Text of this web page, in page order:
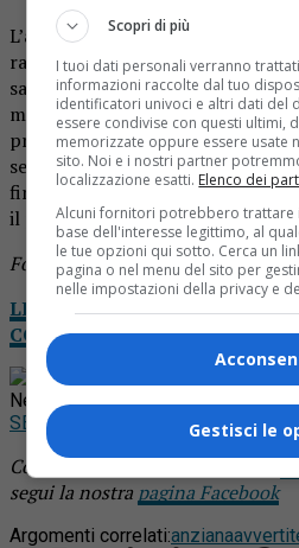
L’anziana è morta nella serata
raccontano, ricevevano
salute della madre ma il sabato e
morte non hanno sentito nessuno
provato loro stesse a mettersi
senza risultato. Complici anche
fine solo quando una delle figlie
il presidio per trasferire la madre
Foto d’archivio
LEGGI NOTIZIA OGGI DA
COMPLETO IN VERSIONE
Rimani
News!
SEGUICI
Continua a leggere le notizie di
segui la nostra pagina Facebook
Argomenti correlati:anziana
Scopri di più
I tuoi dati personali verranno
informazioni raccolte dal tuo
identificatori univoci e altri dati del
essere condivise con questi ultimi,
memorizzate oppure essere usate
sito. Noi e i nostri partner
localizzazione esatti. Elenco dei
Alcuni fornitori potrebbero trattare
base dell'interesse legittimo, al
le tue opzioni qui sotto. Cerca un
pagina o nel menu del sito per
nelle impostazioni della privacy e
Gestisci le